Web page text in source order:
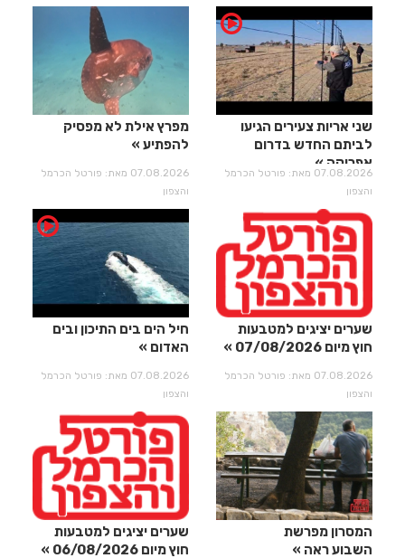
שני אריות צעירים הגיעו
לביתם החדש בדרום
אפריקה
07.08.2026 מאת: פורטל הכרמל
והצפון
מפרץ אילת לא מפסיק
להפתיע
07.08.2026 מאת: פורטל הכרמל
והצפון
שערים יציגים למטבעות
חוץ מיום 07/08/2026
07.08.2026 מאת: פורטל הכרמל
והצפון
חיל הים בים התיכון ובים
האדום
07.08.2026 מאת: פורטל הכרמל
והצפון
המסרון מפרשת
השבוע ראה
שערים יציגים למטבעות
חוץ מיום 06/08/2026